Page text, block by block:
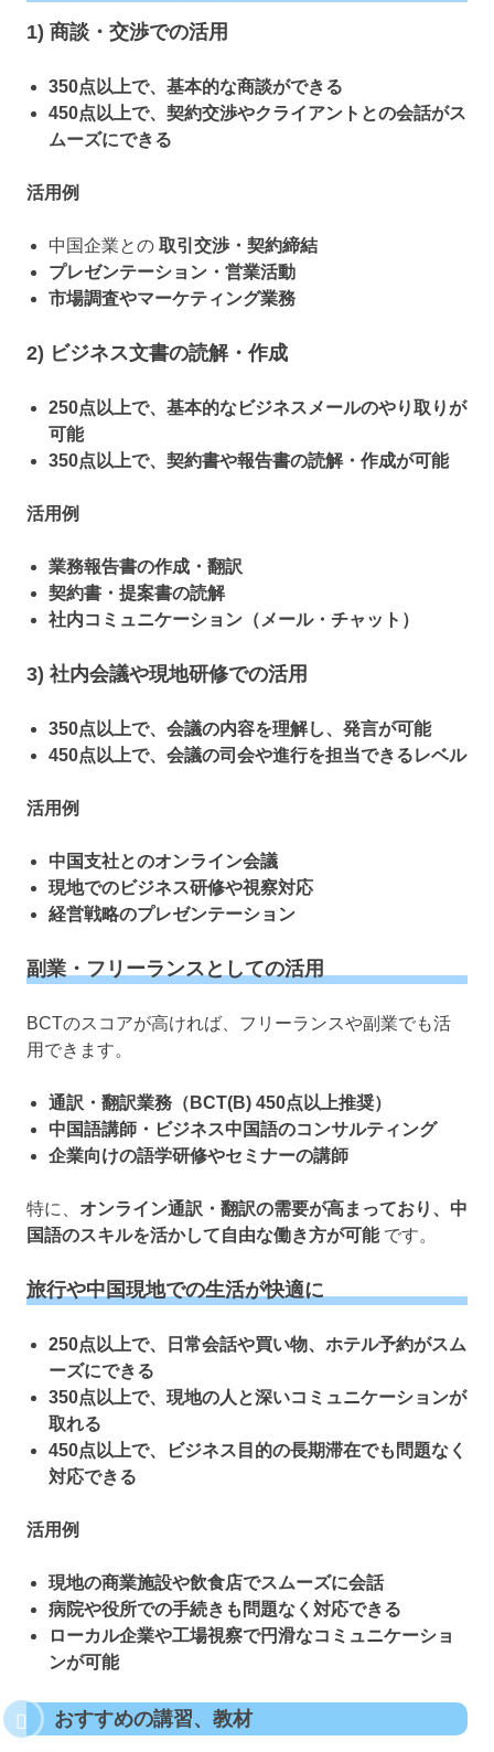
1) 商談・交渉での活用
350点以上で、基本的な商談ができる
450点以上で、契約交渉やクライアントとの会話がス
ムーズにできる
活用例
中国企業との 取引交渉・契約締結
プレゼンテーション・営業活動
市場調査やマーケティング業務
2) ビジネス文書の読解・作成
250点以上で、基本的なビジネスメールのやり取りが
可能
350点以上で、契約書や報告書の読解・作成が可能
活用例
業務報告書の作成・翻訳
契約書・提案書の読解
社内コミュニケーション（メール・チャット）
3) 社内会議や現地研修での活用
350点以上で、会議の内容を理解し、発言が可能
450点以上で、会議の司会や進行を担当できるレベル
活用例
中国支社とのオンライン会議
現地でのビジネス研修や視察対応
経営戦略のプレゼンテーション
副業・フリーランスとしての活用
BCTのスコアが高ければ、フリーランスや副業でも活
用できます。
通訳・翻訳業務（BCT(B) 450点以上推奨）
中国語講師・ビジネス中国語のコンサルティング
企業向けの語学研修やセミナーの講師
特に、 オンライン通訳・翻訳の需要が高まっており、中
国語のスキルを活かして自由な働き方が可能です。
旅行や中国現地での生活が快適に
250点以上で、日常会話や買い物、ホテル予約がスム
ーズにできる
350点以上で、現地の人と深いコミュニケーションが
取れる
450点以上で、ビジネス目的の長期滞在でも問題なく
対応できる
活用例
現地の商業施設や飲食店でスムーズに会話
病院や役所での手続きも問題なく対応できる
ローカル企業や工場視察で円滑なコミュニケーショ
ンが可能
おすすめの講習、教材